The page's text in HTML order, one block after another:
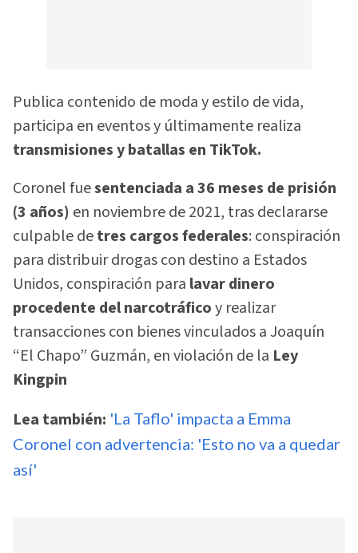
Publica contenido de moda y estilo de vida,
participa en eventos y últimamente realiza
transmisiones y batallas en TikTok.
Coronel fuesentenciada a 36 meses de prisión
(3 años) en noviembre de 2021, tras declararse
culpable detres cargos federales: conspiración
para distribuir drogas con destino a Estados
Unidos, conspiración para lavar dinero
procedente del narcotráficoy realizar
transacciones con bienes vinculados a Joaquín
“El Chapo” Guzmán, en violación de la Ley
Kingpin
Lea también: 'La Taflo' impacta a Emma
Coronel con advertencia: 'Esto no va a quedar
así'